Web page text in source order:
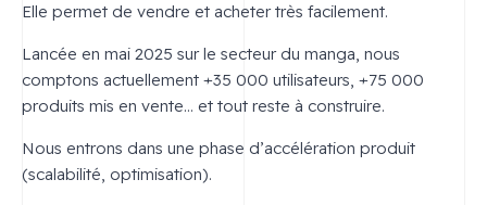
Elle permet de vendre et acheter très facilement.
Lancée en mai 2025 sur le secteur du manga, nous
comptons actuellement +35 000 utilisateurs, +75 000
produits mis en vente… et tout reste à construire.
Nous entrons dans une phase d’accélération produit
(scalabilité, optimisation).